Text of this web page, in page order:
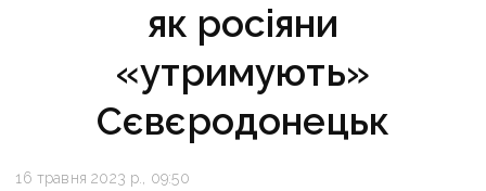
як росіяни
«утримують»
Сєвєродонецьк
16 травня 2023 р., 09:50